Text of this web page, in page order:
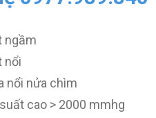
ngầm
nổi
nổi nửa chìm
cao > 2000 mmhg